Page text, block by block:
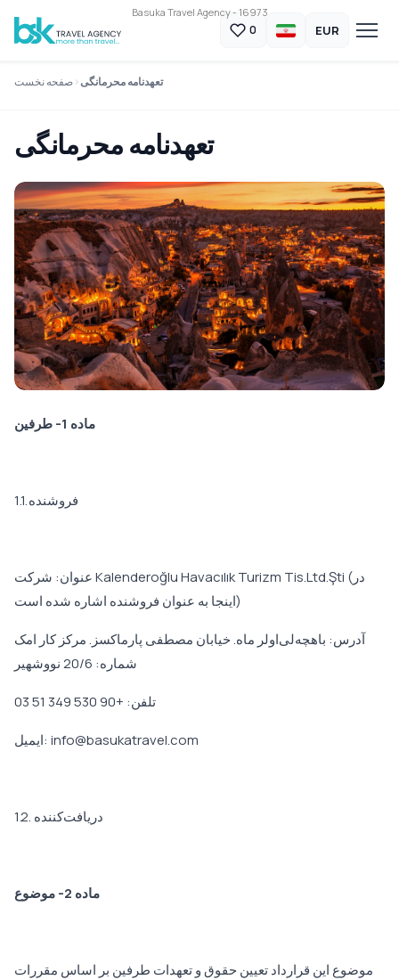
Basuka Travel Agency - 16973
0 EUR
صفحه نخست تعهدنامه محرمانگی
تعهدنامه محرمانگی
ماده 1- طرفین
1.1. فروشنده
عنوان: شرکت Kalenderoğlu Havacılık Turizm Tis.Ltd.Şti (در
اینجا به عنوان فروشنده اشاره شده است)
آدرس: باهچه‌لی‌اولر ماه. خیابان مصطفی پارماکسز. مرکز کار امک
شماره: 20/6 نووشهیر
تلفن: +90 530 349 51 03
ایمیل: info@basukatravel.com
1.2. دریافت‌کننده
ماده 2- موضوع
موضوع این قرارداد تعیین حقوق و تعهدات طرفین بر اساس مقررات